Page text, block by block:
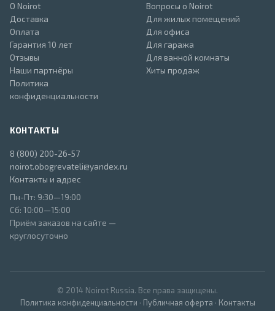
О Noirot
Доставка
Оплата
Гарантия 10 лет
Отзывы
Наши партнёры
Политика
конфиденциальности
Вопросы о Noirot
Для жилых помещений
Для офиса
Для гаража
Для ванной комнаты
Хиты продаж
КОНТАКТЫ
8 (800) 200-26-57
noirot.obogrevateli@yandex.ru
Контакты и адрес
Пн-Пт: 9:30—19:00
Сб: 10:00—15:00
Приём заказов на сайте —
круглосуточно
© 2014 Noirot Russia. Все права защищены.
Политика конфиденциальности · Публичная оферта · Контакты